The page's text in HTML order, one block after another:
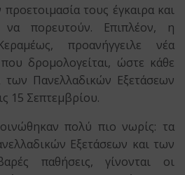
τους έγκαιρα και
πορευτούν. Επιπλέον, η
προανήγγειλε νέα
δρομολογείται, ώστε κάθε
Πανελλαδικών Εξετάσεων
15 Σεπτεμβρίου.
πολύ πιο νωρίς: τα
Εξετάσεων και των
παθήσεις, γίνονται οι